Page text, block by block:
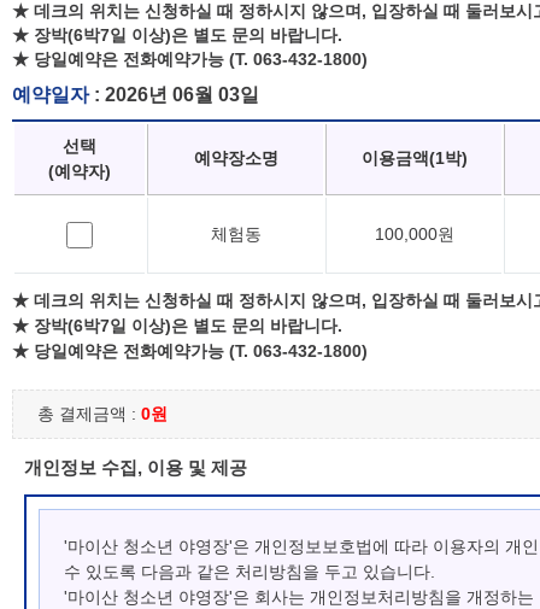
★ 데크의 위치는 신청하실 때 정하시지 않으며, 입장하실 때 둘러보시
★ 장박(6박7일 이상)은 별도 문의 바랍니다.
★ 당일예약은 전화예약가능 (T. 063-432-1800)
예약일자: 2026년 06월 03일
선택
(예약자)
예약장소명 이용금액(1박)
체험동 100,000원
★ 데크의 위치는 신청하실 때 정하시지 않으며, 입장하실 때 둘러보시
★ 장박(6박7일 이상)은 별도 문의 바랍니다.
★ 당일예약은 전화예약가능 (T. 063-432-1800)
총 결제금액 : 0원
개인정보 수집, 이용 및 제공
'마이산 청소년 야영장'은 개인정보보호법에 따라 이용자의 개
수 있도록 다음과 같은 처리방침을 두고 있습니다.
'마이산 청소년 야영장'은 회사는 개인정보처리방침을 개정하